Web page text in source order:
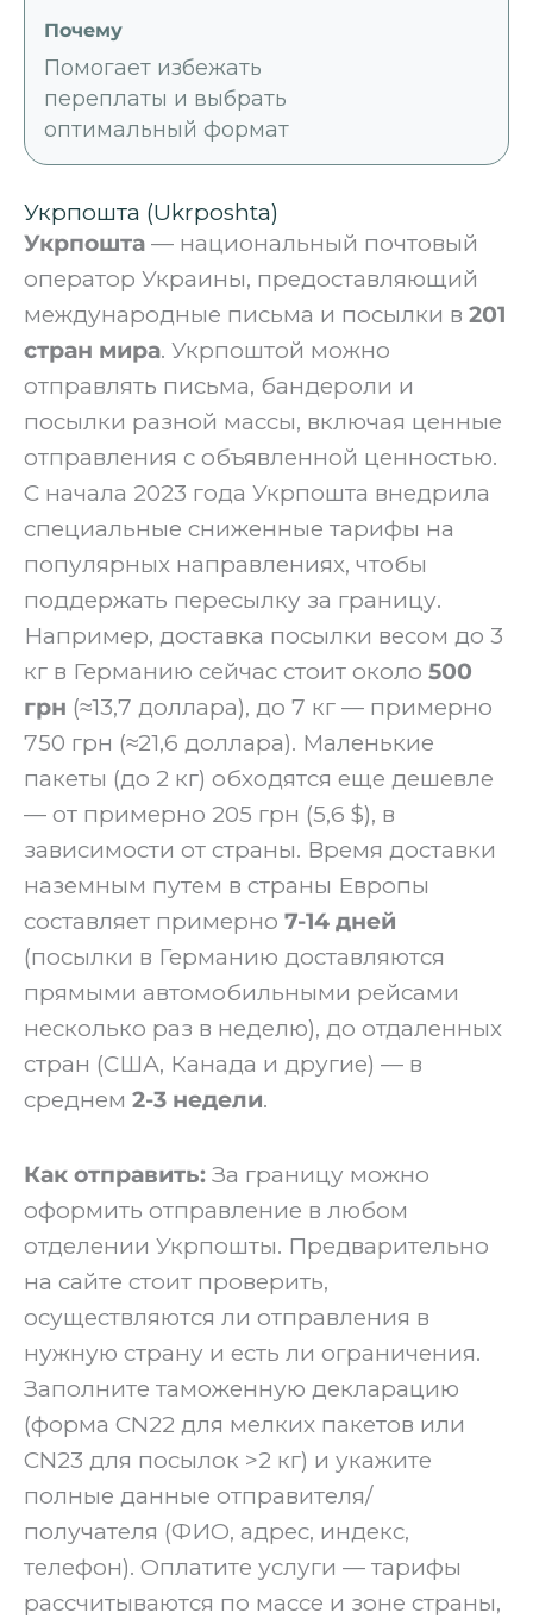
Помогает избежать
переплаты и выбрать
оптимальный формат
Укрпошта (Ukrposhta) ‍
Укрпошта — национальный почтовый
оператор Украины, предоставляющий
международные письма и посылки в 201
стран мира. Укрпоштой можно
отправлять письма, бандероли и
посылки разной массы, включая ценные
отправления с объявленной ценностью.
С начала 2023 года Укрпошта внедрила
специальные сниженные тарифы на
популярных направлениях, чтобы
поддержать пересылку за границу.
Например, доставка посылки весом до 3
кг в Германию сейчас стоит около 500
грн (≈13,7 доллара), до 7 кг — примерно
750 грн (≈21,6 доллара). Маленькие
пакеты (до 2 кг) обходятся еще дешевле
— от примерно 205 грн (5,6 $), в
зависимости от страны. Время доставки
наземным путем в страны Европы
составляет примерно 7-14 дней
(посылки в Германию доставляются
прямыми автомобильными рейсами
несколько раз в неделю), до отдаленных
стран (США, Канада и другие) — в
среднем 2-3 недели.
Как отправить: За границу можно
оформить отправление в любом
отделении Укрпошты. Предварительно
на сайте стоит проверить,
осуществляются ли отправления в
нужную страну и есть ли ограничения.
Заполните таможенную декларацию
(форма CN22 для мелких пакетов или
CN23 для посылок >2 кг) и укажите
полные данные отправителя/
получателя (ФИО, адрес, индекс,
телефон). Оплатите услуги — тарифы
рассчитываются по массе и зоне страны,